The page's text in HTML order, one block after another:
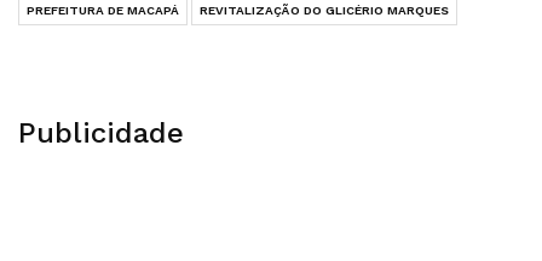
PREFEITURA DE MACAPÁ REVITALIZAÇÃO DO GLICÉRIO MARQUES
Publicidade